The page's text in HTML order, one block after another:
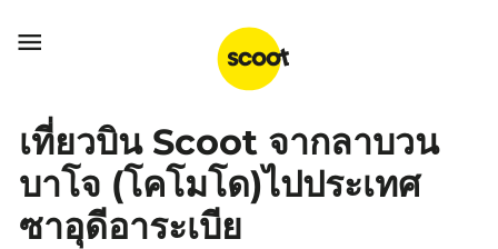

เที่ยวบิน Scoot จากลาบวน
บาโจ (โคโมโด)ไปประเทศ
ซาอุดีอาระเบีย